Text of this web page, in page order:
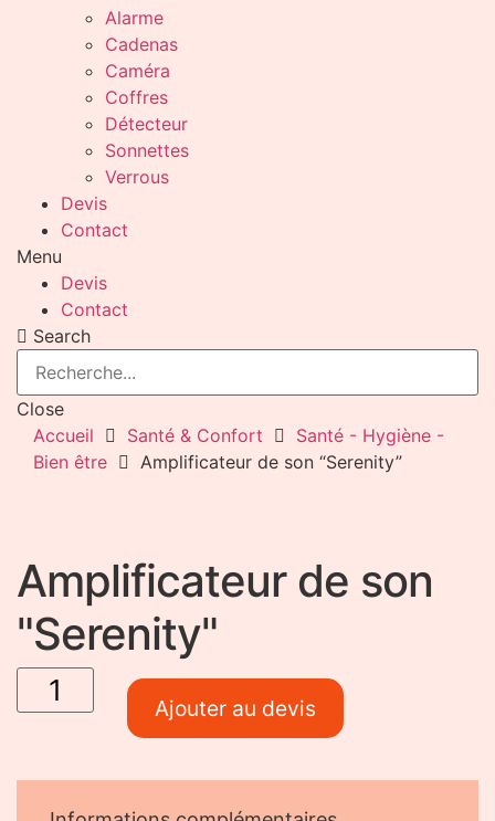
Alarme
Cadenas
Caméra
Coffres
Détecteur
Sonnettes
Verrous
Devis
Contact
Menu
Devis
Contact
Search
Close
Accueil
Santé & Confort
Santé - Hygiène -
Bien être
Amplificateur de son “Serenity”
Amplificateur de son
"Serenity"
quantité de
Amplificateur
de son
"Serenity"
Ajouter au devis